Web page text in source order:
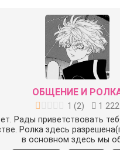
ОБЩЕНИЕ И
1 (2)
1 222
Рады приветствовать
Ролка здесь
в основном здесь мы